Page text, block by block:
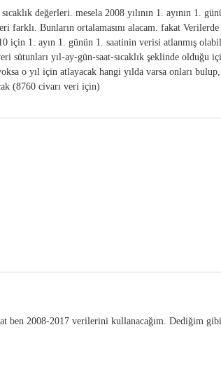
değerleri. mesela 2008 yılının 1. ayının 1.
farklı. Bunların ortalamasını alacam. fakat Verilerde
için 1. ayın 1. günün 1. saatinin verisi atlanmış
sütunları yıl-ay-gün-saat-sıcaklık şeklinde olduğu
o yıl için atlayacak hangi yılda varsa onları bulup,
(8760 civarı veri için)
ben 2008-2017 verilerini kullanacağım. Dediğim